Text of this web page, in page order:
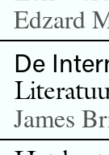
Edzard
De
James